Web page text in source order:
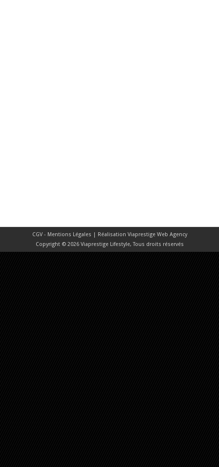
CGV - Mentions Légales | Réalisation Viaprestige Web Agency
Copyright © 2026 Viaprestige Lifestyle, Tous droits réservés